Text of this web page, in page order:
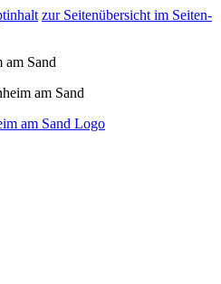
zur Seitenübersicht im Seiten-
am Sand
am Sand